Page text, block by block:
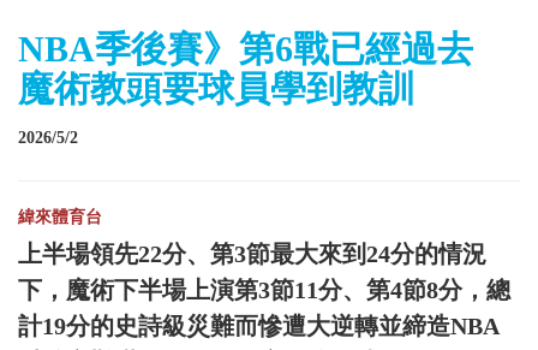
NBA季後賽》第6戰已經過去
魔術教頭要球員學到教訓
2026/5/2
緯來體育台
上半場領先22分、第3節最大來到24分的情況
下，魔術下半場上演第3節11分、第4節8分，總
計19分的史詩級災難而慘遭大逆轉並締造NBA